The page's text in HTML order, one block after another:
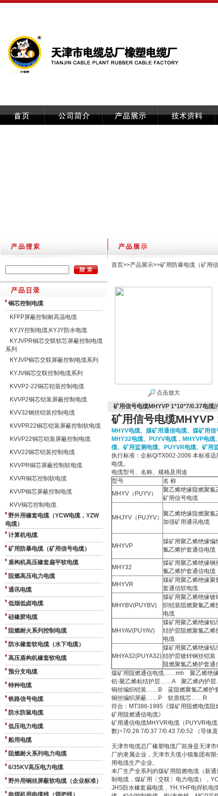
铜芯控制电缆
KFFP屏蔽控制耐高温电缆
KYJY控制电缆;KYJY防水电缆
KYJVPR铜芯交联软芯屏蔽控制电缆
系列
KYJVP铜芯交联屏蔽控制电缆系列
KYJV铜芯交联控制电缆系列
KVVP2-22铜芯铠装控制电缆
KVVP2铜芯铠装屏蔽控制电缆
KVV32钢丝铠装控制电缆
KVVPR22铜芯铠装屏蔽控制软电缆
KVVP22铜芯铠装屏蔽控制电缆
KVV22铜芯铠装控制电缆
KVVPR铜芯屏蔽控制软电缆
KVVR铜芯控制软电缆
KVVP铜芯屏蔽控制电缆
KVV铜芯控制电缆
野外用橡套电缆（YCW电缆，YZW
电缆）
计算机电缆
矿用防暴电缆（矿用信号电缆）
盾构机高压橡套扁平软电缆
阻燃高压电力电缆
通讯电缆
低烟低卤电缆
硅橡胶电缆
阻燃耐火系列控制电缆
防水橡套软电缆（水下电缆）
高压盾构机橡套软电缆
预分支电缆
特种电缆
铁路信号电缆
防水防鼠电缆
低压电力电缆
船用电缆
阻燃耐火系列电力电缆
6/35KV高压电力电缆
野外用铜丝屏蔽软电缆（企业标准）
电焊机用电缆线（焊把线）
首页>>产品展示>>矿用防暴电缆（矿用
点击放大
矿用信号电缆MHYVP 1*10*7/0.37电缆
矿用信号电缆
MHYV电缆、煤矿用通信电缆、煤矿用
MHY32电缆、PUYV电缆，MHYVP电
缆、矿用监测电缆、PUYVR电缆、矿用
执行标准：企标Q/TX002-2006 本标准
电缆。
电缆型号、名称、规格及用途
型号
名 称
MHYV（PUYV）
聚乙烯绝缘阻燃聚氯
矿用信号电缆
MHJYV（PUJYV）
聚乙烯绝缘阻燃聚氯
加强矿用通讯电缆
MHYVP
煤矿用聚乙烯绝缘编
氯乙烯护套通信电缆
MHY32
煤矿用聚乙烯绝缘钢
氯乙烯护套通信电缆
MHYVR
煤矿用聚乙烯绝缘聚
套通信软电缆
MHYBV(PUYBV)
煤矿用聚乙烯绝缘镀
织铠装阻燃聚氯乙烯
电缆
MHYAV(PUYAV)
煤矿用聚乙烯绝缘铝
结护层阻燃聚氯乙烯
电缆
MHYA32(PUYA32)
煤矿用聚乙烯绝缘铝
结护层镀锌钢丝铠装
阻燃聚氯乙烯护套通
煤矿用阻燃通信电缆……mh 聚乙
铝-聚乙烯粘结护层……A 聚乙烯内护
铜丝编织铠装……B 蓝阻燃聚氯乙烯
铜丝编织屏蔽……P 软质线芯……R
符合：MT386-1995《煤矿用阻燃电缆
矿用阻燃通信电缆》
矿用通信电缆MHYVR电缆（PUYVR电
数)×7/0.28 7/0.37 7/0.43 7/0.52 （导体
天津市电缆总厂橡塑电缆厂前身是天津
厂的隶属企业，天津市天缆小猫集团有
用电缆生产企业。
本厂生产全系列的煤矿用阻燃电缆（新
制电缆，煤矿用〔交联〕电力电缆），
JHS防水橡套扁电缆，YH,YHF电焊机电